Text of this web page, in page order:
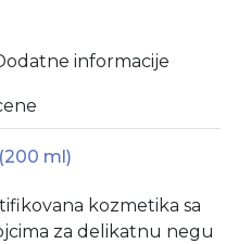
informacije
ml)
kozmetika sa
za delikatnu negu